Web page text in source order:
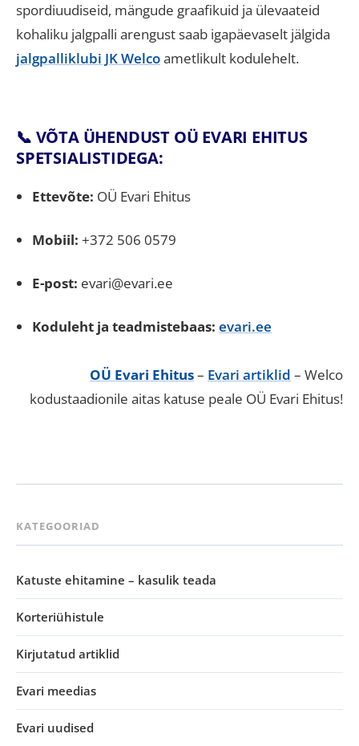
spordiuudiseid, mängude graafikuid ja ülevaateid
kohaliku jalgpalli arengust saab igapäevaselt jälgida
jalgpalliklubi JK Welcoametlikult kodulehelt.
📞 VÕTA ÜHENDUST OÜ EVARI EHITUS
SPETSIALISTIDEGA:
Ettevõte: OÜ Evari Ehitus
Mobiil: +372 506 0579
E-post: evari@evari.ee
Koduleht ja teadmistebaas: evari.ee
OÜ Evari Ehitus– Evari artiklid – Welco
kodustaadionile aitas katuse peale OÜ Evari Ehitus!
KATEGOORIAD
Katuste ehitamine – kasulik teada
Korteriühistule
Kirjutatud artiklid
Evari meedias
Evari uudised